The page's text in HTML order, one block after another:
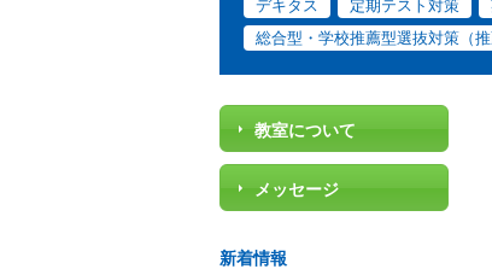
デキタス
定期テスト対策
総合型・学校推薦型選抜対策（推
教室について
メッセージ
新着情報